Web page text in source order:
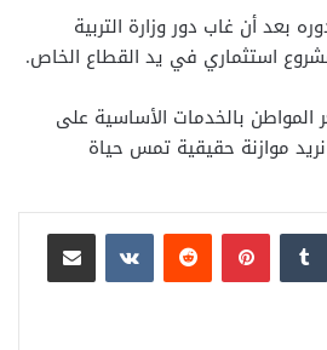
بعد أن غاب دور وزارة التربية
مشروع استثماري في يد القطاع الخاص.
المواطن بالخدمات الأساسية على
نريد موازنة حقيقية تمس حياة
بينتيريست
مشاركة عبر البريد